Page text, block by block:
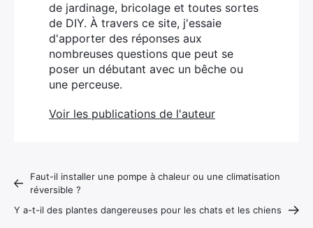
de jardinage, bricolage et toutes sortes
de DIY. À travers ce site, j'essaie
d'apporter des réponses aux
nombreuses questions que peut se
poser un débutant avec un bêche ou
une perceuse.
Voir les publications de l'auteur
Faut-il installer une pompe à chaleur ou une climatisation
réversible ?
Y a-t-il des plantes dangereuses pour les chats et les chiens